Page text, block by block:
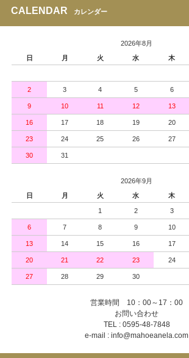
CALENDAR カレンダー
2026年8月
日
月 火 水 木
2 3 4 5 6
9 10 11 12 13
16 17 18 19 20
23 24 25 26 27
30 31
2026年9月
日
月 火 水 木
1 2 3
6 7 8 9 10
13 14 15 16 17
20 21 22 23 24
27 28 29 30
営業時間 10：00～17：00
お問い合わせ
TEL : 0595-48-7848
e-mail : info@mahoeanela.com